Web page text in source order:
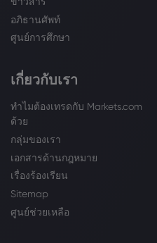
อภิธานศัพท์
ศูนย์การศึกษา
เกี่ยวกับเรา
ทำไมต้องเทรดกับ Markets.com
ด้วย
กลุ่มของเรา
เอกสารด้านกฎหมาย
เรื่องร้องเรียน
Sitemap
ศูนย์ช่วยเหลือ